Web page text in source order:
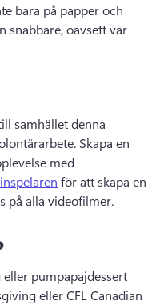
bara på papper och
snabbare, oavsett var
samhället denna
Skapa en
med
för att skapa en
på alla videofilmer.
pumpapajdessert
eller CFL Canadian